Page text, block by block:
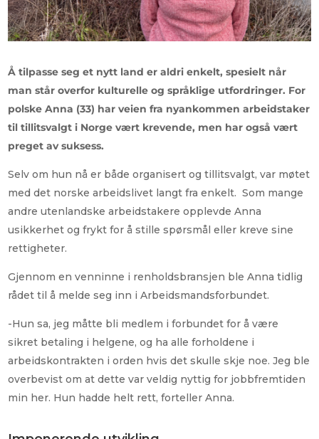
Å tilpasse seg et nytt land er aldri enkelt, spesielt når
man står overfor kulturelle og språklige utfordringer. For
polske Anna (33) har veien fra nyankommen arbeidstaker
til tillitsvalgt i Norge vært krevende, men har også vært
preget av suksess.
Selv om hun nå er både organisert og tillitsvalgt, var møtet
med det norske arbeidslivet langt fra enkelt. Som mange
andre utenlandske arbeidstakere opplevde Anna
usikkerhet og frykt for å stille spørsmål eller kreve sine
rettigheter.
Gjennom en venninne i renholdsbransjen ble Anna tidlig
rådet til å melde seg inn i Arbeidsmandsforbundet.
-Hun sa, jeg måtte bli medlem i forbundet for å være
sikret betaling i helgene, og ha alle forholdene i
arbeidskontrakten i orden hvis det skulle skje noe. Jeg ble
overbevist om at dette var veldig nyttig for jobbfremtiden
min her. Hun hadde helt rett, forteller Anna.